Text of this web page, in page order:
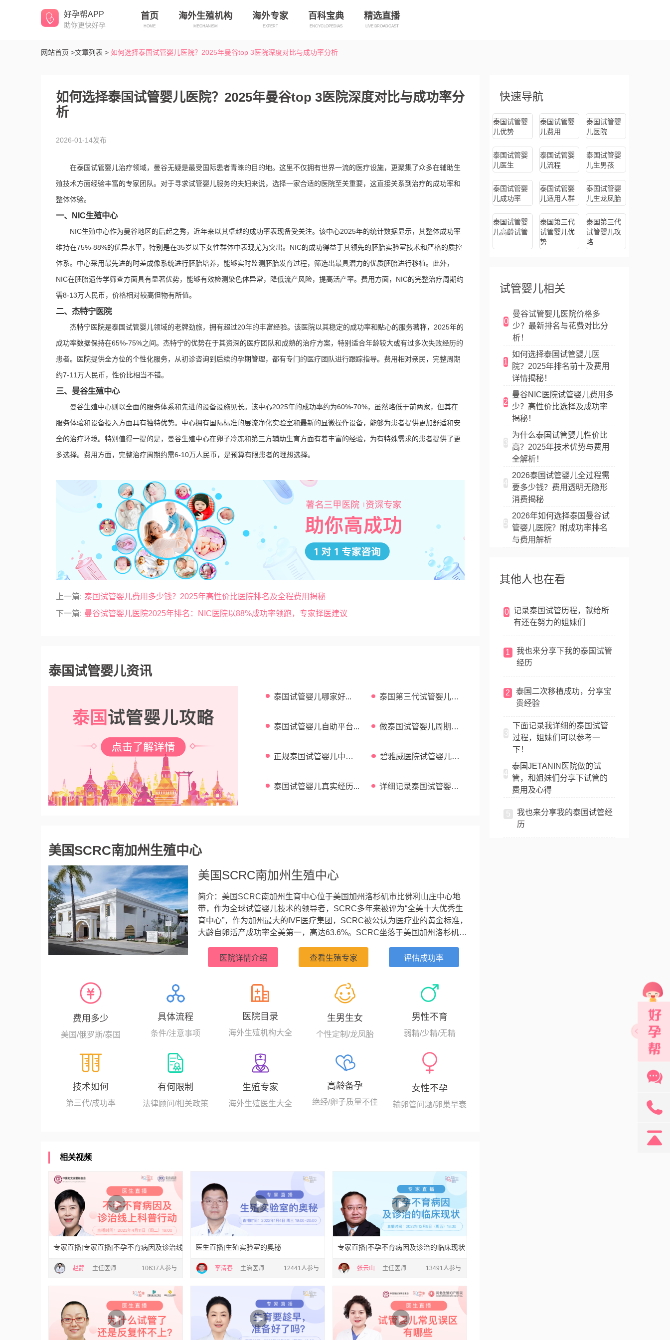
好孕帮APP
助你更快好孕
首页
HOME
海外生殖机构
MECHANISM
海外专家
EXPERT
百科宝典
ENCYCLOPEDIAS
精选直播
LIVE BROADCAST
网站首页 >文章列表 > 如何选择泰国试管婴儿医院？2025年曼谷top 3医院深度对比与成功率分析
快速导航
泰国试管婴
儿优势
泰国试管婴
儿费用
泰国试管婴
儿医院
泰国试管婴
儿医生
泰国试管婴
儿流程
泰国试管婴
儿生男孩
泰国试管婴
儿成功率
泰国试管婴
儿适用人群
泰国试管婴
儿生龙凤胎
泰国试管婴
儿高龄试管
泰国第三代
试管婴儿优
势
泰国第三代
试管婴儿攻
略
试管婴儿相关
0
曼谷试管婴儿医院价格多
少？最新排名与花费对比分
析！
1
如何选择泰国试管婴儿医
院？2025年排名前十及费用
详情揭秘！
2
曼谷NIC医院试管婴儿费用多
少？高性价比选择及成功率
揭秘！
3
为什么泰国试管婴儿性价比
高？2025年技术优势与费用
全解析！
4
2026泰国试管婴儿全过程需
要多少钱？费用透明无隐形
消费揭秘
5
2026年如何选择泰国曼谷试
管婴儿医院？附成功率排名
与费用解析
其他人也在看
0 记录泰国试管历程，献给所
有还在努力的姐妹们
1
我也来分享下我的泰国试管
经历
2
泰国二次移植成功，分享宝
贵经验
3
下面记录我详细的泰国试管
过程，姐妹们可以参考一
下！
4
泰国JETANIN医院做的试
管，和姐妹们分享下试管的
费用及心得
5
我也来分享我的泰国试管经
历
如何选择泰国试管婴儿医院？2025年曼谷top 3医院深度对比与成功率分
析
2026-01-14发布
在泰国试管婴儿治疗领域，曼谷无疑是最受国际患者青睐的目的地。这里不仅拥有世界一流的医疗设施，更聚集了众多在辅助生
殖技术方面经验丰富的专家团队。对于寻求试管婴儿服务的夫妇来说，选择一家合适的医院至关重要，这直接关系到治疗的成功率和
整体体验。
一、NIC生殖中心
NIC生殖中心作为曼谷地区的后起之秀，近年来以其卓越的成功率表现备受关注。该中心2025年的统计数据显示，其整体成功率
维持在75%-88%的优异水平，特别是在35岁以下女性群体中表现尤为突出。NIC的成功得益于其领先的胚胎实验室技术和严格的质控
体系。中心采用最先进的时差成像系统进行胚胎培养，能够实时监测胚胎发育过程，筛选出最具潜力的优质胚胎进行移植。此外，
NIC在胚胎遗传学筛查方面具有显著优势，能够有效检测染色体异常，降低流产风险，提高活产率。费用方面，NIC的完整治疗周期约
需8-13万人民币，价格相对较高但物有所值。
二、杰特宁医院
杰特宁医院是泰国试管婴儿领域的老牌劲旅，拥有超过20年的丰富经验。该医院以其稳定的成功率和贴心的服务著称，2025年的
成功率数据保持在65%-75%之间。杰特宁的优势在于其资深的医疗团队和成熟的治疗方案，特别适合年龄较大或有过多次失败经历的
患者。医院提供全方位的个性化服务，从初诊咨询到后续的孕期管理，都有专门的医疗团队进行跟踪指导。费用相对亲民，完整周期
约7-11万人民币，性价比相当不错。
三、曼谷生殖中心
曼谷生殖中心则以全面的服务体系和先进的设备设施见长。该中心2025年的成功率约为60%-70%，虽然略低于前两家，但其在
服务体验和设备投入方面具有独特优势。中心拥有国际标准的层流净化实验室和最新的显微操作设备，能够为患者提供更加舒适和安
全的治疗环境。特别值得一提的是，曼谷生殖中心在卵子冷冻和第三方辅助生育方面有着丰富的经验，为有特殊需求的患者提供了更
多选择。费用方面，完整治疗周期约需6-10万人民币，是预算有限患者的理想选择。
上一篇: 泰国试管婴儿费用多少钱？2025年高性价比医院排名及全程费用揭秘
下一篇: 曼谷试管婴儿医院2025年排名：NIC医院以88%成功率领跑，专家择医建议
泰国试管婴儿资讯
泰国试管婴儿哪家好...
泰国第三代试管婴儿成
泰国试管婴儿自助平台...
做泰国试管婴儿周期与
正规泰国试管婴儿中介
碧雅威医院试管婴儿成
泰国试管婴儿真实经历...
详细记录泰国试管婴儿
美国SCRC南加州生殖中心
美国SCRC南加州生殖中心
简介：美国SCRC南加州生育中心位于美国加州洛杉矶市比佛利山庄中心地
带，作为全球试管婴儿技术的领导者，SCRC多年来被评为“全美十大优秀生
育中心”，作为加州最大的IVF医疗集团，SCRC被公认为医疗业的黄金标准，
大龄自卵活产成功率全美第一，高达63.6%。SCRC坐落于美国加州洛杉矶市
世纪1993年，美国SCRC的生育专家就完成了美国西海岸第一例卵母细胞胞
浆内单精子注射（ICSI）的试管案例，显著提高了卵子体外受精的成功率。...
医院详情介绍 查看生殖专家 评估成功率
费用多少
美国/俄罗斯/泰国
具体流程
条件/注意事项
医院目录
海外生殖机构大全
生男生女
个性定制/龙凤胎
男性不育
弱精/少精/无精
技术如何
第三代/成功率
有何限制
法律顾问/相关政策
生殖专家
海外生殖医生大全
高龄备孕
绝经/卵子质量不佳
女性不孕
输卵管问题/卵巢早衰
相关视频
专家直播|专家直播|不孕不育病因及诊治线上科普行动
赵静 主任医师 10637人参与
医生直播|生殖实验室的奥秘
李清春 主治医师 12441人参与
专家直播|不孕不育病因及诊治的临床现状
张云山 主任医师 13491人参与